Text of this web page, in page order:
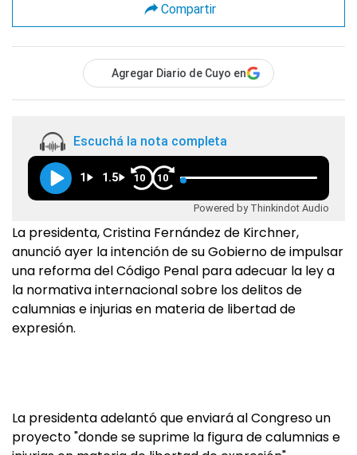
Compartir
Agregar Diario de Cuyo en
Escuchá la nota completa
1 1.5 10 10
Powered by Thinkindot Audio
La presidenta, Cristina Fernández de Kirchner,
anunció ayer la intención de su Gobierno de impulsar
una reforma del Código Penal para adecuar la ley a
la normativa internacional sobre los delitos de
calumnias e injurias en materia de libertad de
expresión.
La presidenta adelantó que enviará al Congreso un
proyecto "donde se suprime la figura de calumnias e